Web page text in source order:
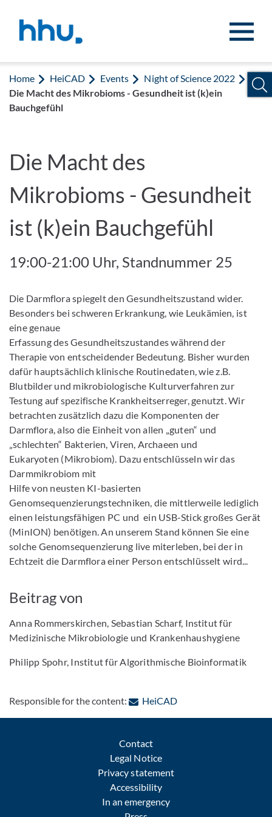
Home HeiCAD Events
Night of Science 2022
Die Macht des Mikrobioms - Gesundheit ist (k)ein
Bauchgefühl
Die Macht des
Mikrobioms - Gesundheit
ist (k)ein Bauchgefühl
19:00-21:00 Uhr, Standnummer 25
Die Darmflora spiegelt den Gesundheitszustand wider.
Besonders bei schweren Erkrankung, wie Leukämien, ist
eine genaue
Erfassung des Gesundheitszustandes während der
Therapie von entscheidender Bedeutung. Bisher wurden
dafür hauptsächlich klinische Routinedaten, wie z.B.
Blutbilder und mikrobiologische Kulturverfahren zur
Testung auf spezifische Krankheitserreger, genutzt. Wir
betrachten zusätzlich dazu die Komponenten der
Darmflora, also die Einheit von allen „guten“ und
„schlechten“ Bakterien, Viren, Archaeen und
Eukaryoten (Mikrobiom). Dazu entschlüsseln wir das
Darmmikrobiom mit
Hilfe von neusten KI-basierten
Genomsequenzierungstechniken, die mittlerweile lediglich
einen leistungsfähigen PC und ein USB-Stick großes Gerät
(MinION) benötigen. An unserem Stand können Sie eine
solche Genomsequenzierung live miterleben, bei der in
Echtzeit die Darmflora einer Person entschlüsselt wird...
Beitrag von
Anna Rommerskirchen, Sebastian Scharf, Institut für
Medizinische Mikrobiologie und Krankenhaushygiene
Philipp Spohr, Institut für Algorithmische Bioinformatik
Responsible for the content: HeiCAD: Contact by e-mail
Contact
Legal Notice
Privacy statement
Accessibility
In an emergency